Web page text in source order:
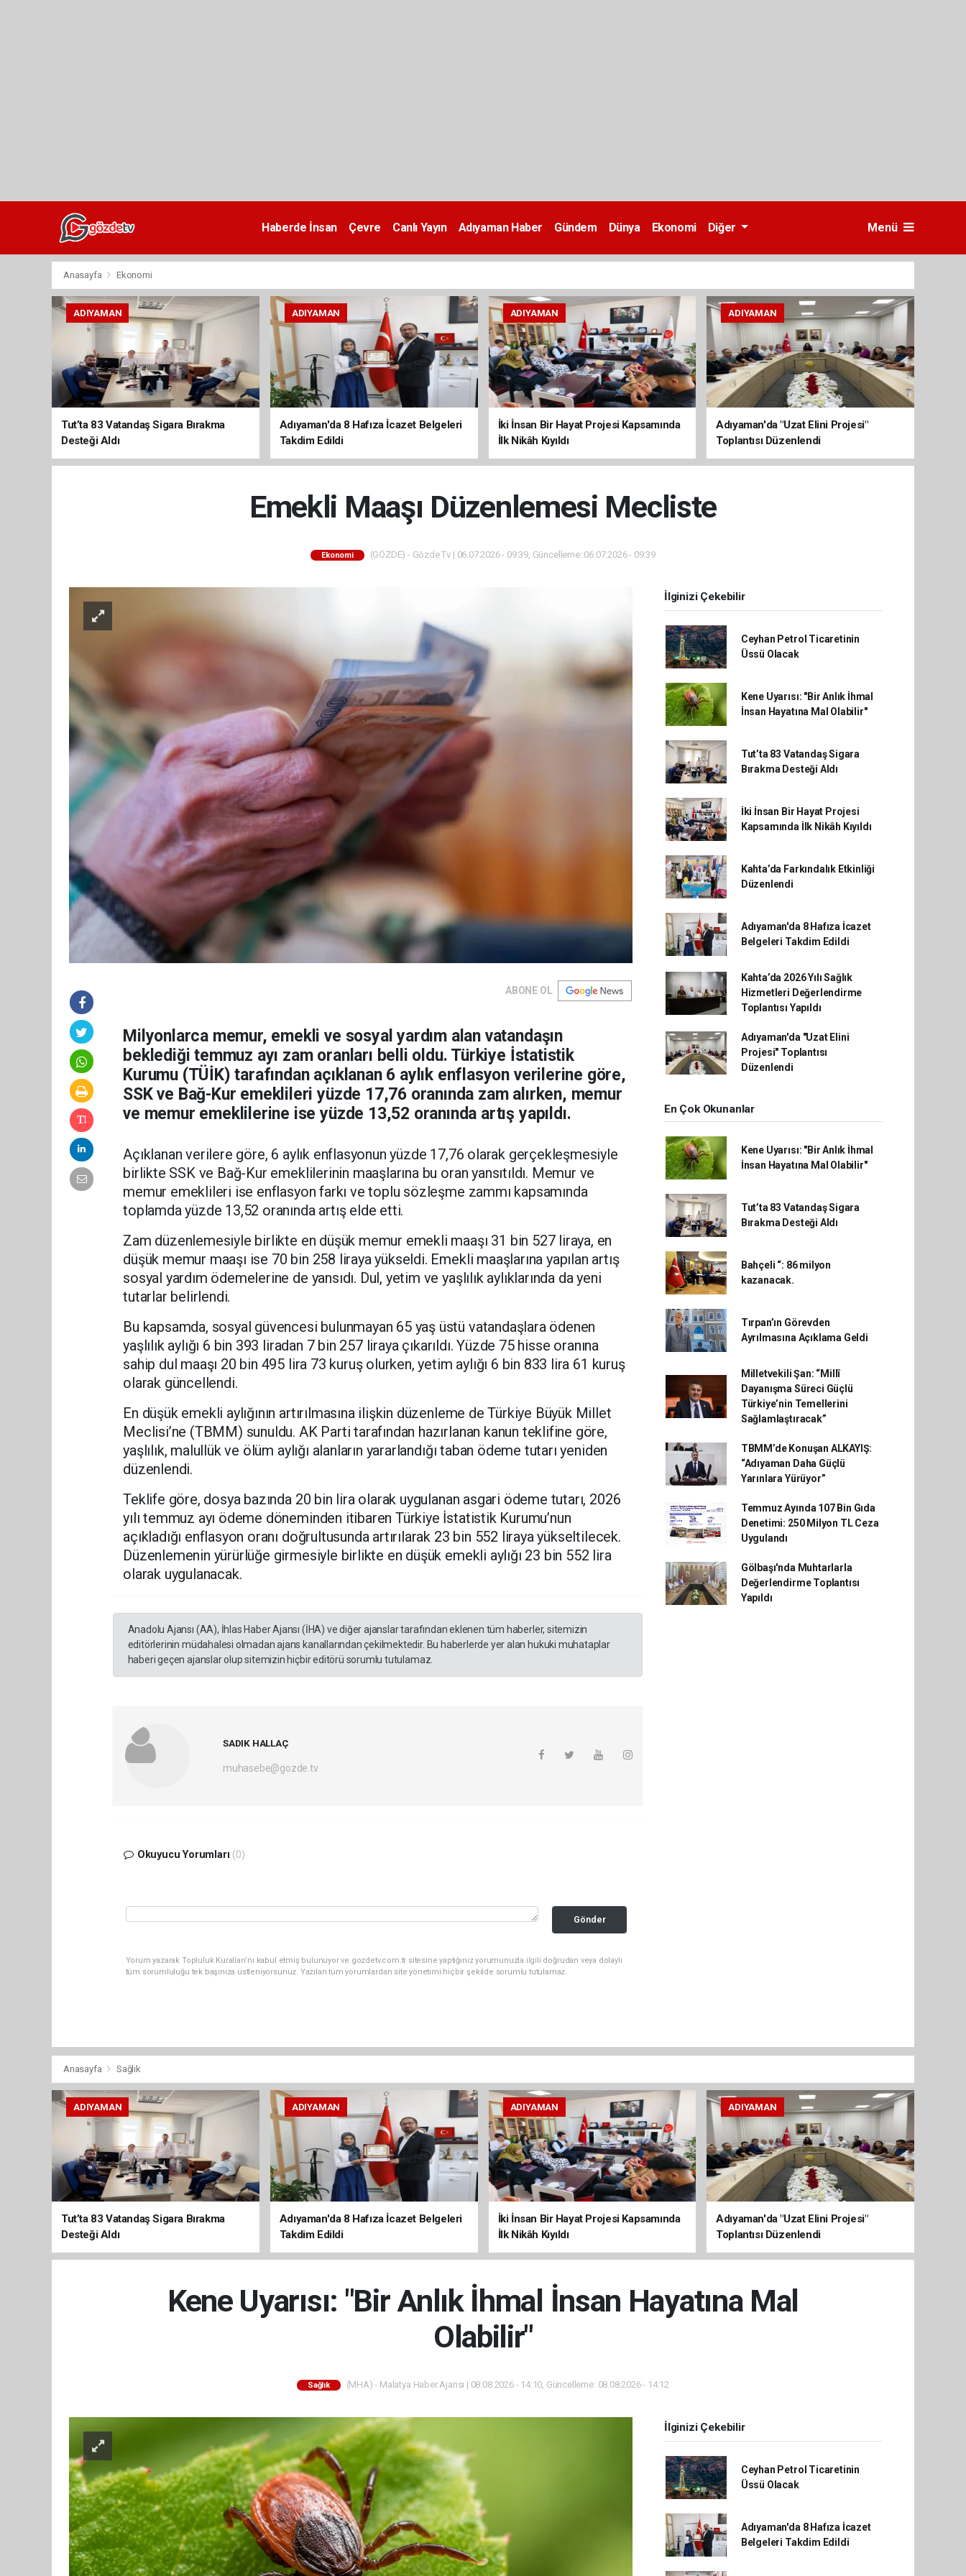
Haberde İnsan Çevre Canlı Yayın Adıyaman Haber Gündem Dünya Ekonomi Diğer Menü
Anasayfa Ekonomi
ADIYAMAN
Tut’ta 83 Vatandaş Sigara Bırakma
Desteği Aldı
ADIYAMAN
Adıyaman'da 8 Hafıza İcazet Belgeleri
Takdim Edildi
ADIYAMAN
İki İnsan Bir Hayat Projesi Kapsamında
İlk Nikâh Kıyıldı
ADIYAMAN
Adıyaman'da "Uzat Elini Projesi"
Toplantısı Düzenlendi
Emekli Maaşı Düzenlemesi Mecliste
Ekonomi (GÖZDE) - Gözde Tv | 06.07.2026 - 09:39, Güncelleme: 06.07.2026 - 09:39
ABONE OL
Milyonlarca memur, emekli ve sosyal yardım alan vatandaşın
beklediği temmuz ayı zam oranları belli oldu. Türkiye İstatistik
Kurumu (TÜİK) tarafından açıklanan 6 aylık enflasyon verilerine göre,
SSK ve Bağ-Kur emeklileri yüzde 17,76 oranında zam alırken, memur
ve memur emeklilerine ise yüzde 13,52 oranında artış yapıldı.
Açıklanan verilere göre, 6 aylık enflasyonun yüzde 17,76 olarak gerçekleşmesiyle
birlikte SSK ve Bağ-Kur emeklilerinin maaşlarına bu oran yansıtıldı. Memur ve
memur emeklileri ise enflasyon farkı ve toplu sözleşme zammı kapsamında
toplamda yüzde 13,52 oranında artış elde etti.
Zam düzenlemesiyle birlikte en düşük memur emekli maaşı 31 bin 527 liraya, en
düşük memur maaşı ise 70 bin 258 liraya yükseldi. Emekli maaşlarına yapılan artış
sosyal yardım ödemelerine de yansıdı. Dul, yetim ve yaşlılık aylıklarında da yeni
tutarlar belirlendi.
Bu kapsamda, sosyal güvencesi bulunmayan 65 yaş üstü vatandaşlara ödenen
yaşlılık aylığı 6 bin 393 liradan 7 bin 257 liraya çıkarıldı. Yüzde 75 hisse oranına
sahip dul maaşı 20 bin 495 lira 73 kuruş olurken, yetim aylığı 6 bin 833 lira 61 kuruş
olarak güncellendi.
En düşük emekli aylığının artırılmasına ilişkin düzenleme de Türkiye Büyük Millet
Meclisi’ne (TBMM) sunuldu. AK Parti tarafından hazırlanan kanun teklifine göre,
yaşlılık, malullük ve ölüm aylığı alanların yararlandığı taban ödeme tutarı yeniden
düzenlendi.
Teklife göre, dosya bazında 20 bin lira olarak uygulanan asgari ödeme tutarı, 2026
yılı temmuz ayı ödeme döneminden itibaren Türkiye İstatistik Kurumu’nun
açıkladığı enflasyon oranı doğrultusunda artırılarak 23 bin 552 liraya yükseltilecek.
Düzenlemenin yürürlüğe girmesiyle birlikte en düşük emekli aylığı 23 bin 552 lira
olarak uygulanacak.
Anadolu Ajansı (AA), İhlas Haber Ajansı (İHA) ve diğer ajanslar tarafından eklenen tüm haberler, sitemizin
editörlerinin müdahalesi olmadan ajans kanallarından çekilmektedir. Bu haberlerde yer alan hukuki muhataplar
haberi geçen ajanslar olup sitemizin hiçbir editörü sorumlu tutulamaz.
SADIK HALLAÇ
muhasebe@gozde.tv
Okuyucu Yorumları (0)
Gönder
Yorum yazarak Topluluk Kuralları’nı kabul etmiş bulunuyor ve gozdetv.com.tr sitesine yaptığınız yorumunuzla ilgili doğrudan veya dolaylı
tüm sorumluluğu tek başınıza üstleniyorsunuz. Yazılan tüm yorumlardan site yönetimi hiçbir şekilde sorumlu tutulamaz.
İlginizi Çekebilir
Ceyhan Petrol Ticaretinin
Üssü Olacak
Kene Uyarısı: "Bir Anlık İhmal
İnsan Hayatına Mal Olabilir"
Tut’ta 83 Vatandaş Sigara
Bırakma Desteği Aldı
İki İnsan Bir Hayat Projesi
Kapsamında İlk Nikâh Kıyıldı
Kahta’da Farkındalık Etkinliği
Düzenlendi
Adıyaman'da 8 Hafıza İcazet
Belgeleri Takdim Edildi
Kahta’da 2026 Yılı Sağlık
Hizmetleri Değerlendirme
Toplantısı Yapıldı
Adıyaman'da "Uzat Elini
Projesi" Toplantısı
Düzenlendi
En Çok Okunanlar
Kene Uyarısı: "Bir Anlık İhmal
İnsan Hayatına Mal Olabilir"
Tut’ta 83 Vatandaş Sigara
Bırakma Desteği Aldı
Bahçeli “: 86 milyon
kazanacak.
Tırpan’ın Görevden
Ayrılmasına Açıklama Geldi
Milletvekili Şan: “Millî
Dayanışma Süreci Güçlü
Türkiye’nin Temellerini
Sağlamlaştıracak”
TBMM’de Konuşan ALKAYIŞ:
“Adıyaman Daha Güçlü
Yarınlara Yürüyor”
Temmuz Ayında 107 Bin Gıda
Denetimi: 250 Milyon TL Ceza
Uygulandı
Gölbaşı'nda Muhtarlarla
Değerlendirme Toplantısı
Yapıldı
Anasayfa Sağlık
ADIYAMAN
Tut’ta 83 Vatandaş Sigara Bırakma
Desteği Aldı
ADIYAMAN
Adıyaman'da 8 Hafıza İcazet Belgeleri
Takdim Edildi
ADIYAMAN
İki İnsan Bir Hayat Projesi Kapsamında
İlk Nikâh Kıyıldı
ADIYAMAN
Adıyaman'da "Uzat Elini Projesi"
Toplantısı Düzenlendi
Kene Uyarısı: "Bir Anlık İhmal İnsan Hayatına Mal
Olabilir"
Sağlık (MHA) - Malatya Haber Ajansı | 08.08.2026 - 14:10, Güncelleme: 08.08.2026 - 14:12
İlginizi Çekebilir
Ceyhan Petrol Ticaretinin
Üssü Olacak
Adıyaman'da 8 Hafıza İcazet
Belgeleri Takdim Edildi